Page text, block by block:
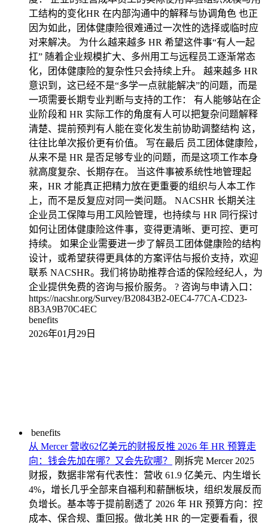
工结构的变化HR 在内部沟通中的解释与协调角色 也正
因为如此，团体健康险很难通过一次性的选择或临时应
对来解决。 为什么越来越多 HR 希望这件事“有人一起
扛” 随着企业规模扩大、多州用工与远程员工逐渐常态
化，团体健康险的复杂性只会持续上升。 越来越多 HR
意识到，这已经不是“多学一点就能解决”的问题，而是
一项需要长期专业判断与支持的工作： 有人能够站在企
业阶段和 HR 实际工作的角度有人可以把复杂问题解释
清楚、提前预判有人能在变化发生前协助调整结构 这，
往往比单次报价更有价值。 写在最后 员工团体健康险，
从来不是 HR 是否足够专业的问题，而是这项工作本身
就高度复杂、长期存在。 当这件事被系统性地管理起
来，HR 才能真正把精力放在更重要的组织与人本工作
上，而不是反复应对同一类问题。 NACSHR 长期关注
企业员工保障与用工风险管理，也持续与 HR 同行探讨
如何让团体健康险这件事，变得更清晰、更可控、更可
持续。 如果企业需要进一步了解员工团体健康险的结构
设计，或希望获得更具体的方案评估与报价支持，欢迎
联系 NACSHR。我们将协助推荐合适的保险经纪人，为
企业提供免费的咨询与报价服务。 ? 咨询与申请入口：
https://nacshr.org/Survey/B20843B2-0EC4-77CA-CD23-
8B3A9B70C4EC
benefits
2026年01月29日
benefits
从 Mercer 营收62亿美元的财报反推 2026 年 HR 预算走
向：钱会先加在哪？又会先砍哪？
刚拆完 Mercer 2025
财报，数据非常有代表性：营收 61.9 亿美元、内生增长
4%，增长几乎全部来自福利和薪酬板块，组织发展反而
负增长。基本等于提前剧透了 2026 年 HR 预算方向：控
成本、保合规、重回报。做北美 HR 的一定要看看，很